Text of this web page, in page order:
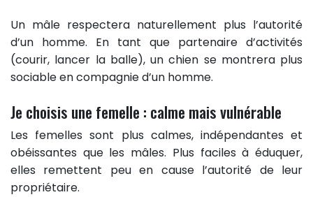
Un mâle respectera naturellement plus l’autorité
d’un homme. En tant que partenaire d’activités
(courir, lancer la balle), un chien se montrera plus
sociable en compagnie d’un homme.
Je choisis une femelle : calme mais vulnérable
Les femelles sont plus calmes, indépendantes et
obéissantes que les mâles. Plus faciles à éduquer,
elles remettent peu en cause l’autorité de leur
propriétaire.